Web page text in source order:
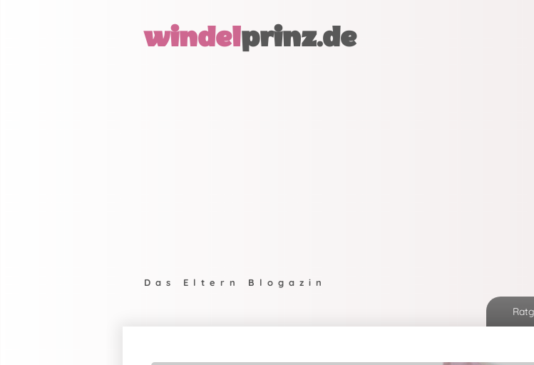
windelprinz.de
Das Eltern Blogazin